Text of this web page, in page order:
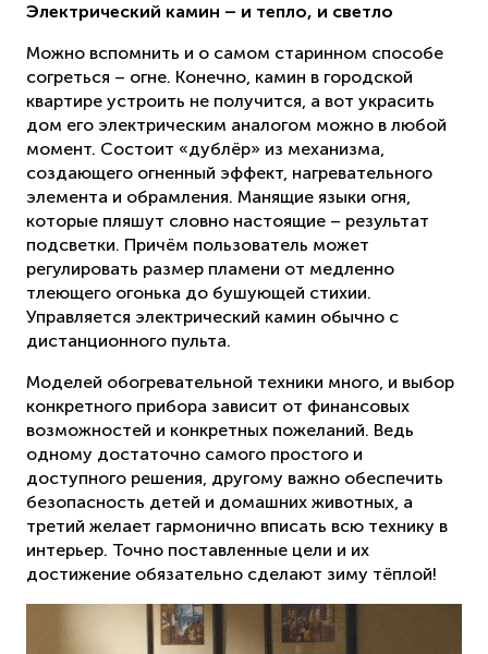
Электрический камин – и тепло, и светло
Можно вспомнить и о самом старинном способе
согреться – огне. Конечно, камин в городской
квартире устроить не получится, а вот украсить
дом его электрическим аналогом можно в любой
момент. Состоит «дублёр» из механизма,
создающего огненный эффект, нагревательного
элемента и обрамления. Манящие языки огня,
которые пляшут словно настоящие – результат
подсветки. Причём пользователь может
регулировать размер пламени от медленно
тлеющего огонька до бушующей стихии.
Управляется электрический камин обычно с
дистанционного пульта.
Моделей обогревательной техники много, и выбор
конкретного прибора зависит от финансовых
возможностей и конкретных пожеланий. Ведь
одному достаточно самого простого и
доступного решения, другому важно обеспечить
безопасность детей и домашних животных, а
третий желает гармонично вписать всю технику в
интерьер. Точно поставленные цели и их
достижение обязательно сделают зиму тёплой!